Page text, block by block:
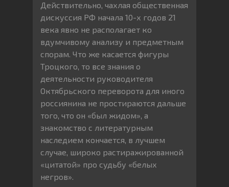
Действительно, чахлая общественная
дискуссия РФ начала 10-х годов 21
века явно не располагает ко
вдумчивому анализу и предметным
спорам. Что же касается фигуры
Троцкого, то все знания о
деятельности руководителя
Октябрьского переворота для иного
россиянина не простираются дальше
того, что он «был жидом», а
знакомство с литературным
наследием кончается, в лучшем
случае, широко растиражированной
«цитатой» про судьбу «белых
негров».